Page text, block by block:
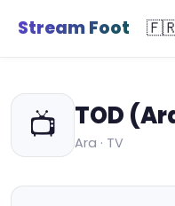
Stream Foot
📺 TOD
Ara · TV